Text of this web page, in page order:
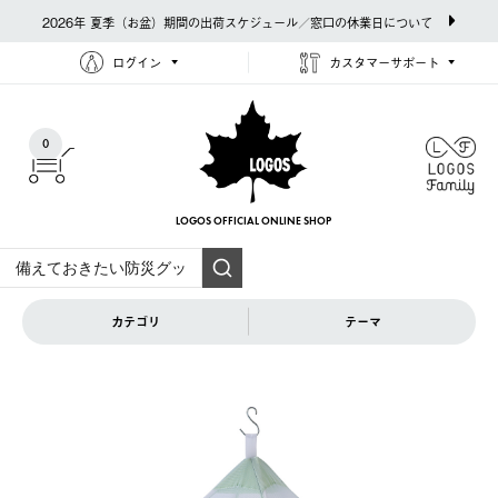
2026年 夏季（お盆）期間の出荷スケジュール／窓口の休業日について
ログイン カスタマーサポート
0
LOGOS OFFICIAL ONLINE SHOP
カテゴリ テーマ